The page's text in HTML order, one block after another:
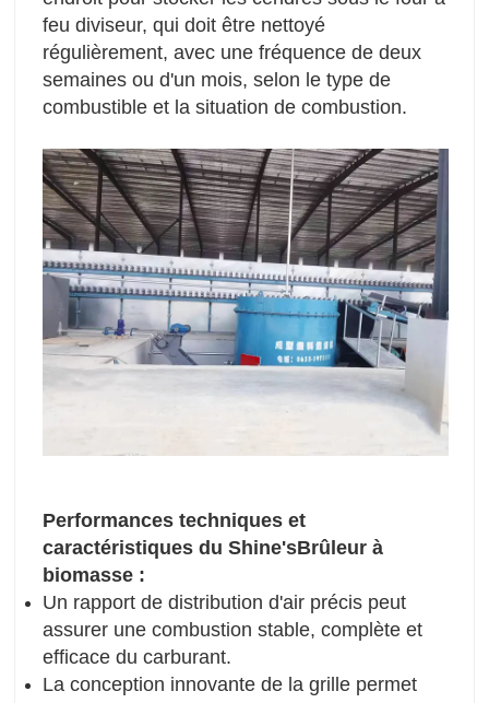
feu diviseur, qui doit être nettoyé
régulièrement, avec une fréquence de deux
semaines ou d'un mois, selon le type de
combustible et la situation de combustion.
Performances techniques et
caractéristiques du Shine'sBrûleur à
biomasse :
Un rapport de distribution d'air précis peut
assurer une combustion stable, complète et
efficace du carburant.
La conception innovante de la grille permet